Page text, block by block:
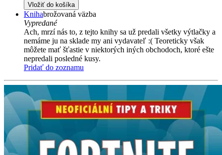
Vložiť do košíka
Knihabrožovaná väzba
Vypredané
Ach, mrzí nás to, z tejto knihy sa už predali všetky výtlačky a
nemáme ju na sklade my ani vydavateľ :( Teoreticky však
môžete mať šťastie v niektorých iných obchodoch, ktoré ešte
nepredali posledné kusy.
Pridať do zoznamu